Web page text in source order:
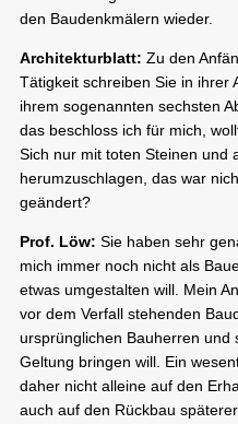
den Baudenkmälern wieder.
Architekturblatt: Zu den
Tätigkeit schreiben Sie in ihrer
ihrem sogenannten sechsten
das beschloss ich für mich,
Sich nur mit toten Steinen und
herumzuschlagen, das war
geändert?
Prof. Löw: Sie haben sehr
mich immer noch nicht als
etwas umgestalten will. Mein
vor dem Verfall stehenden
ursprünglichen Bauherren und
Geltung bringen will. Ein
daher nicht alleine auf den
auch auf den Rückbau